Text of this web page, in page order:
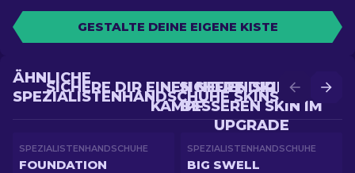
GESTALTE DEINE EIGENE KISTE
SICHERE DIR EINEN
BESSEREN SKIN IM
UPGRADE
SICHERE DIR EINEN NEUEN SKIN IM
KAMPF
ÄHNLICHE
SPEZIALISTENHANDSCHUHE SKINS
SPEZIALISTENHANDSCHUHE
FOUNDATION
SPEZIALISTENHANDSCHUHE
BIG SWELL